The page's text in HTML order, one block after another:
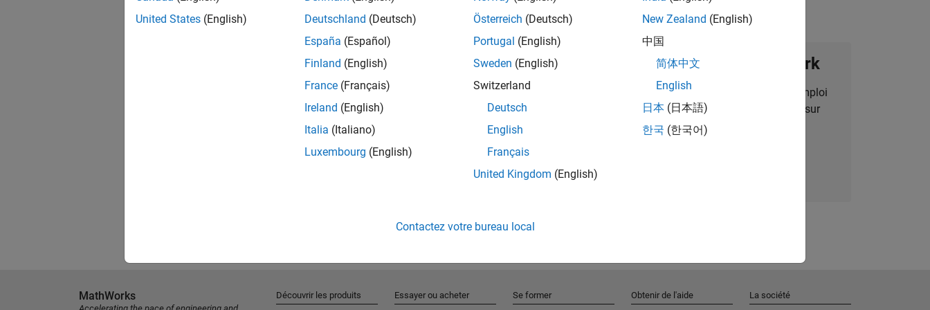
Rejoignez notre Talent Network
Recevez des alertes pour des opportunités d'emploi
personnalisées, des articles et des actualités sur
l'entreprise.
United States (English)
Deutschland (Deutsch)
España (Español)
Finland (English)
France (Français)
Ireland (English)
Italia (Italiano)
Luxembourg (English)
Österreich (Deutsch)
Portugal (English)
Sweden (English)
Switzerland
Deutsch
English
Français
United Kingdom (English)
New Zealand (English)
中国
简体中文
English
日本 (日本語)
한국 (한국어)
Contactez votre bureau local
MathWorks Découvrir les produits Essayer ou acheter Se former Obtenir de l'aide La société